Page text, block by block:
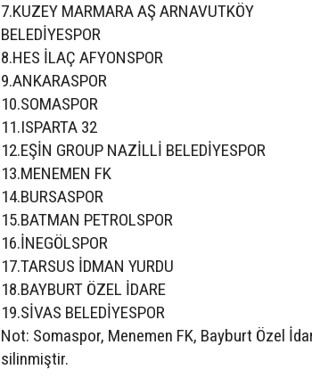
7.KUZEY MARMARA AŞ ARNAVUTKÖY
BELEDİYESPOR
8.HES İLAÇ AFYONSPOR
9.ANKARASPOR
10.SOMASPOR
11.ISPARTA 32
12.EŞİN GROUP NAZİLLİ BELEDİYESPOR
13.MENEMEN FK
14.BURSASPOR
15.BATMAN PETROLSPOR
16.İNEGÖLSPOR
17.TARSUS İDMAN YURDU
18.BAYBURT ÖZEL İDARE
19.SİVAS BELEDİYESPOR
Not: Somaspor, Menemen FK, Bayburt Özel
silinmiştir.